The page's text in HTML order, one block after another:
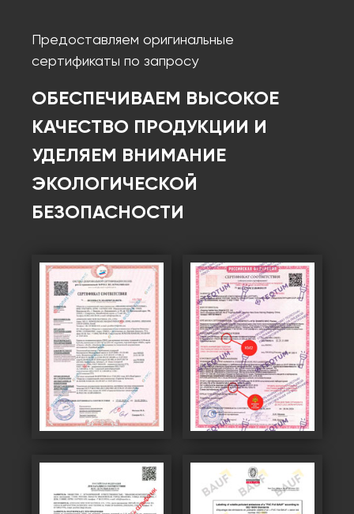
Предоставляем оригинальные
сертификаты по запросу
ОБЕСПЕЧИВАЕМ ВЫСОКОЕ
КАЧЕСТВО ПРОДУКЦИИ И
УДЕЛЯЕМ ВНИМАНИЕ
ЭКОЛОГИЧЕСКОЙ
БЕЗОПАСНОСТИ